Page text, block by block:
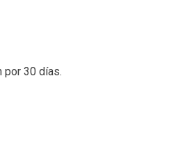
por 30 días.